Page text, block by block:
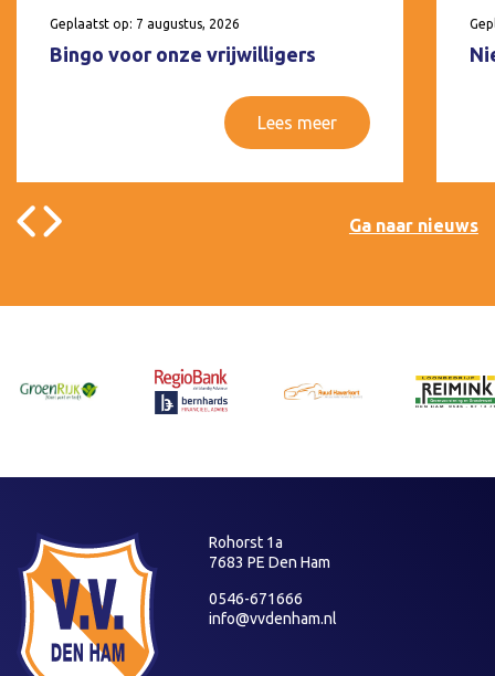
Geplaatst op: 7 augustus, 2026
Bingo voor onze vrijwilligers
Lees meer
Ga naar nieuws
Rohorst 1a
7683 PE Den Ham
0546-671666
info@vvdenham.nl